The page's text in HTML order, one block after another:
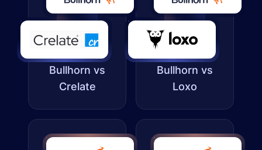
Bullhorn vs
Crelate
Bullhorn vs
Loxo